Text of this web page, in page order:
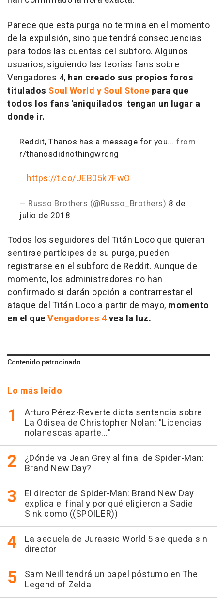
Parece que esta purga no termina en el momento
de la expulsión, sino que tendrá consecuencias
para todos las cuentas del subforo. Algunos
usuarios, siguiendo las teorías fans sobre
Vengadores 4, han creado sus propios foros
titulados Soul World y Soul Stone para que
todos los fans 'aniquilados' tengan un lugar a
donde ir.
Reddit, Thanos has a message for you... from
r/thanosdidnothingwrong
https://t.co/UEB05k7FwO
— Russo Brothers (@Russo_Brothers) 8 de
julio de 2018
Todos los seguidores del Titán Loco que quieran
sentirse partícipes de su purga, pueden
registrarse en el subforo de Reddit. Aunque de
momento, los administradores no han
confirmado si darán opción a contrarrestar el
ataque del Titán Loco a partir de mayo, momento
en el queVengadores 4vea la luz.
Contenido patrocinado
Lo más leído
Arturo Pérez-Reverte dicta sentencia sobre
La Odisea de Christopher Nolan: "Licencias
nolanescas aparte..."
¿Dónde va Jean Grey al final de Spider-Man:
Brand New Day?
El director de Spider-Man: Brand New Day
explica el final y por qué eligieron a Sadie
Sink como ((SPOILER))
La secuela de Jurassic World 5 se queda sin
director
Sam Neill tendrá un papel póstumo en The
Legend of Zelda